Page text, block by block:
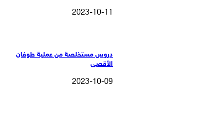
2023-10-11
دروس مستخلصة من عملية طوفان
الأقصى
2023-10-09